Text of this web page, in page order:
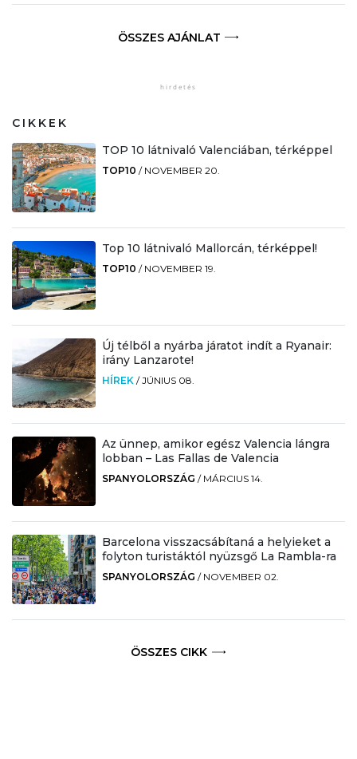
ÖSSZES AJÁNLAT
CIKKEK
TOP 10 látnivaló Valenciában, térképpel
TOP10 / NOVEMBER 20.
Top 10 látnivaló Mallorcán, térképpel!
TOP10 / NOVEMBER 19.
Új télből a nyárba járatot indít a Ryanair:
irány Lanzarote!
HÍREK /JÚNIUS 08.
Az ünnep, amikor egész Valencia lángra
lobban – Las Fallas de Valencia
SPANYOLORSZÁG / MÁRCIUS 14.
Barcelona visszacsábítaná a helyieket a
folyton turistáktól nyüzsgő La Rambla-ra
SPANYOLORSZÁG / NOVEMBER 02.
ÖSSZES CIKK